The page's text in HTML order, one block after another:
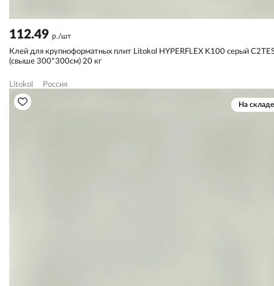
112.49 р./шт
Клей для крупноформатных плит Litokol HYPERFLEX K100 серый
(свыше 300*300см) 20 кг
Litokol Россия
На складе